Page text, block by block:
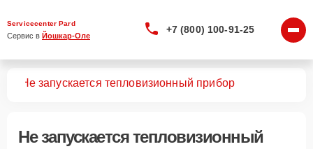
Servicecenter Pard
Сервис в Йошкар-Оле
+7 (800) 100-91-25
Не запускается тепловизионный прибор
Не запускается тепловизионный